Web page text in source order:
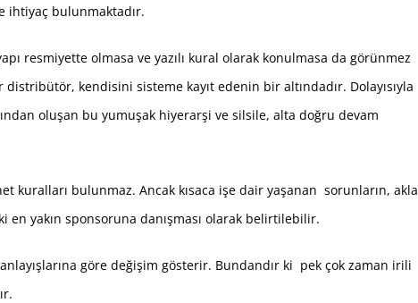
ihtiyaç bulunmaktadır.
resmiyette olmasa ve yazılı kural olarak konulmasa da görünmez
kendisini sisteme kayıt edenin bir altındadır. Dolayısıyla
oluşan bu yumuşak hiyerarşi ve silsile, alta doğru devam
kuralları bulunmaz. Ancak kısaca işe dair yaşanan sorunların, akla
yakın sponsoruna danışması olarak belirtilebilir.
göre değişim gösterir. Bundandır ki pek çok zaman irili